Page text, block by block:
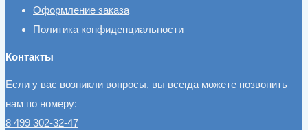
Оформление заказа
Политика конфиденциальности
Контакты
Если у вас возникли вопросы, вы всегда можете позвонить
нам по номеру:
8 499 302-32-47